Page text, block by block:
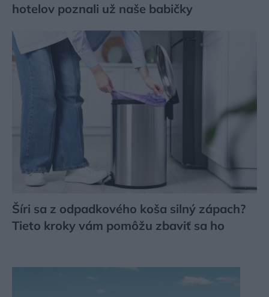
hotelov poznali už naše babičky
Šíri sa z odpadkového koša silný zápach?
Tieto kroky vám pomôžu zbaviť sa ho